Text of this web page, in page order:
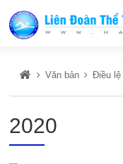
Văn bản Điều lệ
2020